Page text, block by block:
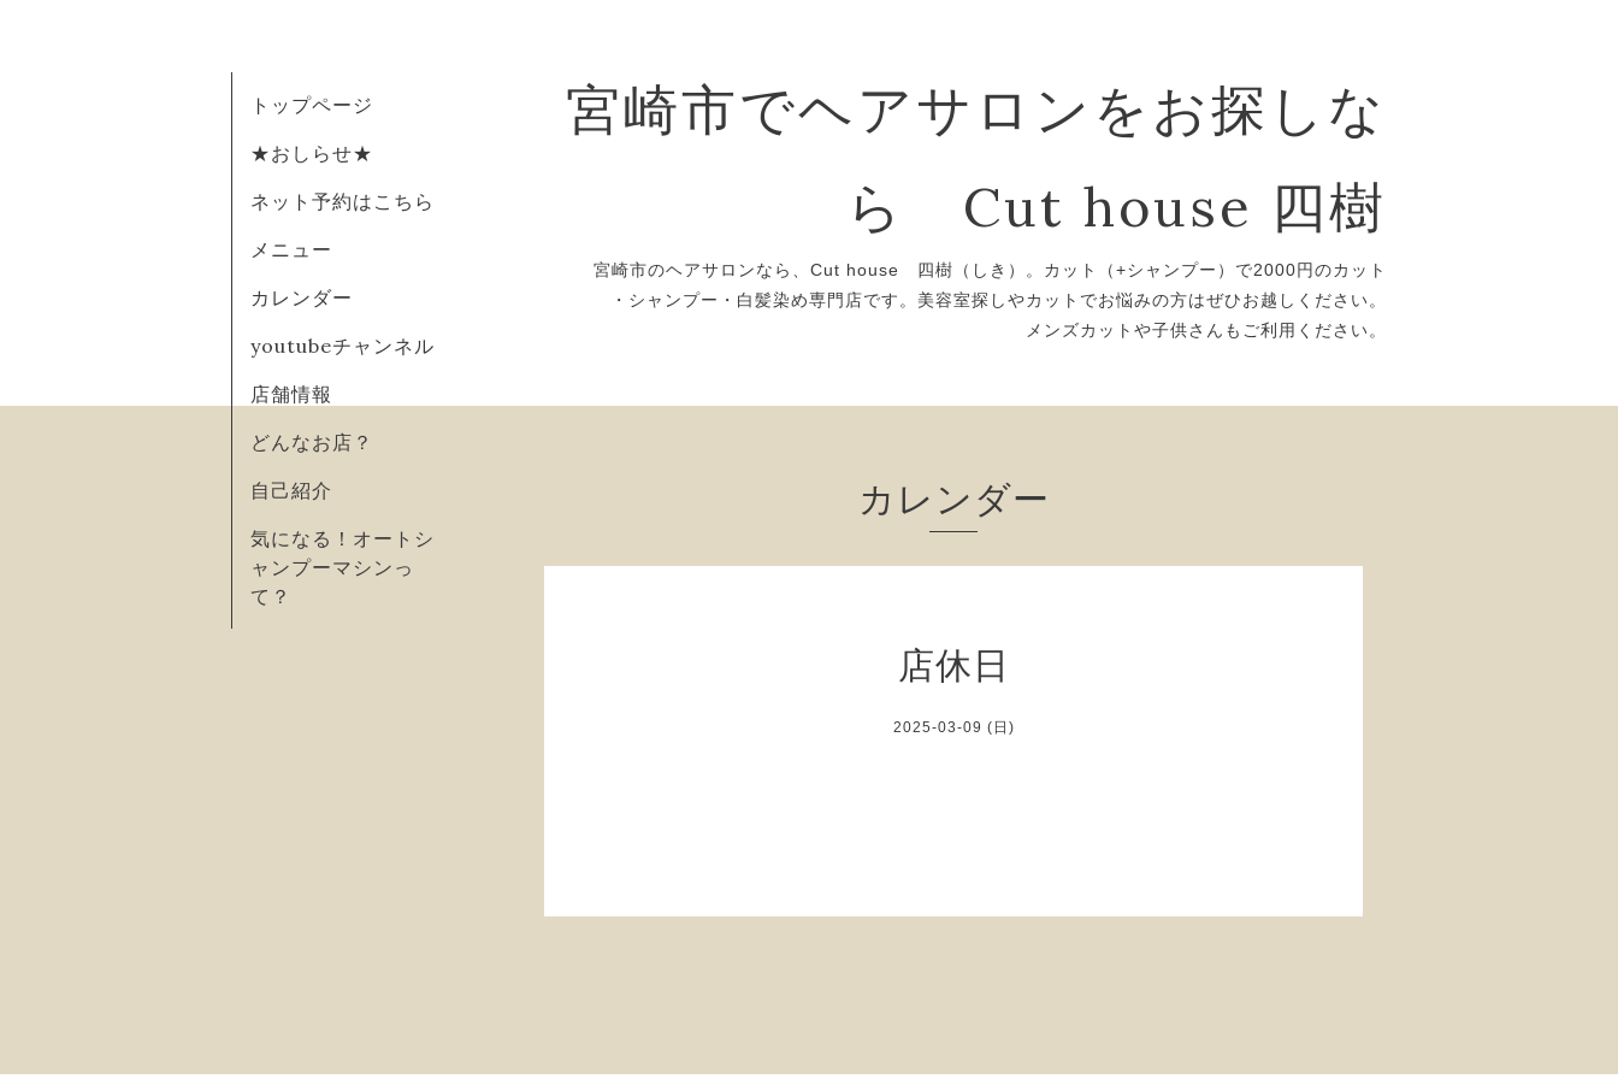
宮崎市でヘアサロンをお探しな
ら Cut house 四樹
宮崎市のヘアサロンなら、Cut house 四樹（しき）。カット（+シャンプー）で2000円のカット
・シャンプー・白髪染め専門店です。美容室探しやカットでお悩みの方はぜひお越しください。
メンズカットや子供さんもご利用ください。
トップページ
★おしらせ★
ネット予約はこちら
メニュー
カレンダー
youtubeチャンネル
店舗情報
どんなお店？
自己紹介
気になる！オートシ
ャンプーマシンっ
て？
カレンダー
店休日
2025-03-09 (日)